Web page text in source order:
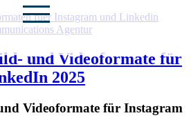
und Videoformate für
2025
Videoformate für Instagram